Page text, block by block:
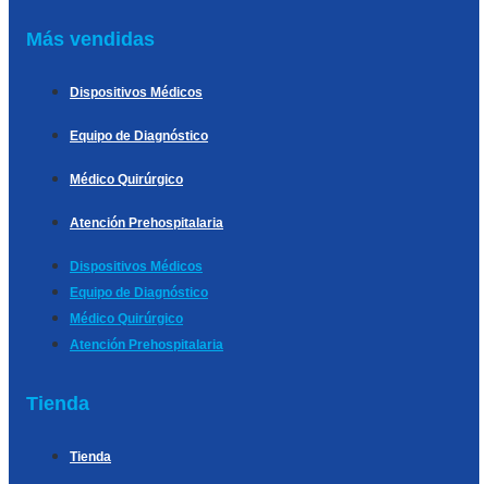
Más vendidas
Dispositivos Médicos
Equipo de Diagnóstico
Médico Quirúrgico
Atención Prehospitalaria
Dispositivos Médicos
Equipo de Diagnóstico
Médico Quirúrgico
Atención Prehospitalaria
Tienda
Tienda